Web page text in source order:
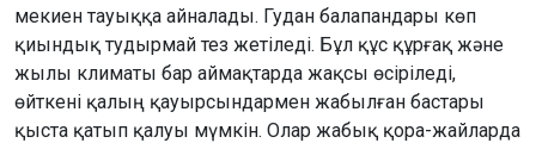
мекиен тауыққа айналады. Гудан балапандары көп
қиындық тудырмай тез жетіледі. Бұл құс құрғақ және
жылы климаты бар аймақтарда жақсы өсіріледі,
өйткені қалың қауырсындармен жабылған бастары
қыста қатып қалуы мүмкін. Олар жабық қора-жайларда